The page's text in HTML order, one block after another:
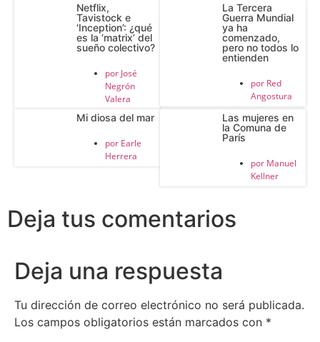
Netflix,
Tavistock e
‘Inception’: ¿qué
es la ‘matrix’ del
sueño colectivo?
porJosé
Negrón
Valera
La Tercera
Guerra Mundial
ya ha
comenzado,
pero no todos lo
entienden
porRed
Angostura
Mi diosa del mar
porEarle
Herrera
Las mujeres en
la Comuna de
París
porManuel
Kellner
Deja tus comentarios
Deja una respuesta
Tu dirección de correo electrónico no será publicada.
Los campos obligatorios están marcados con *